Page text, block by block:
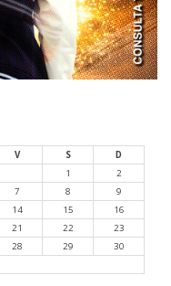
V S
D
1
2
7 8
9
14 15
16
21 22
23
28 29
30